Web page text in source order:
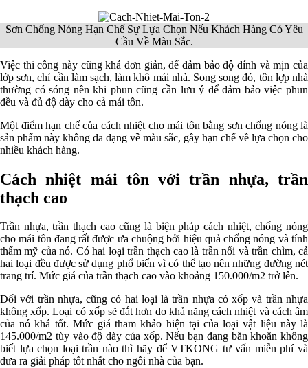
Sơn Chống Nóng Hạn Chế Sự Lựa Chọn Nếu Khách Hàng Có Yêu
Cầu Về Màu Sắc.
Việc thi công này cũng khá đơn giản, để đảm bảo độ dính và mịn của
lớp sơn, chỉ cần làm sạch, làm khô mái nhà. Song song đó, tôn lợp nhà
thường có sóng nên khi phun cũng cần lưu ý để đảm bảo việc phun
đều và đủ độ dày cho cả mái tôn.
Một điểm hạn chế của cách nhiệt cho mái tôn bằng sơn chống nóng là
sản phẩm này không đa dạng về màu sắc, gây hạn chế về lựa chọn cho
nhiều khách hàng.
Cách nhiệt mái tôn với trần nhựa, trần
thạch cao
Trần nhựa, trần thạch cao cũng là biện pháp cách nhiệt, chống nóng
cho mái tôn đang rất được ưa chuộng bởi hiệu quả chống nóng và tính
thẩm mỹ của nó. Có hai loại trần thạch cao là trần nổi và trần chìm, cả
hai loại đều được sử dụng phổ biến vì có thể tạo nên những đường nét
trang trí. Mức giá của trần thạch cao vào khoảng 150.000/m2 trở lên.
Đối với trần nhựa, cũng có hai loại là trần nhựa có xốp và trần nhựa
không xốp. Loại có xốp sẽ đắt hơn do khả năng cách nhiệt và cách âm
của nó khá tốt. Mức giá tham khảo hiện tại của loại vật liệu này là
145.000/m2 tùy vào độ dày của xốp. Nếu bạn đang băn khoăn không
biết lựa chọn loại trần nào thì hãy để VTKONG tư vấn miễn phí và
đưa ra giải pháp tốt nhất cho ngôi nhà của bạn.